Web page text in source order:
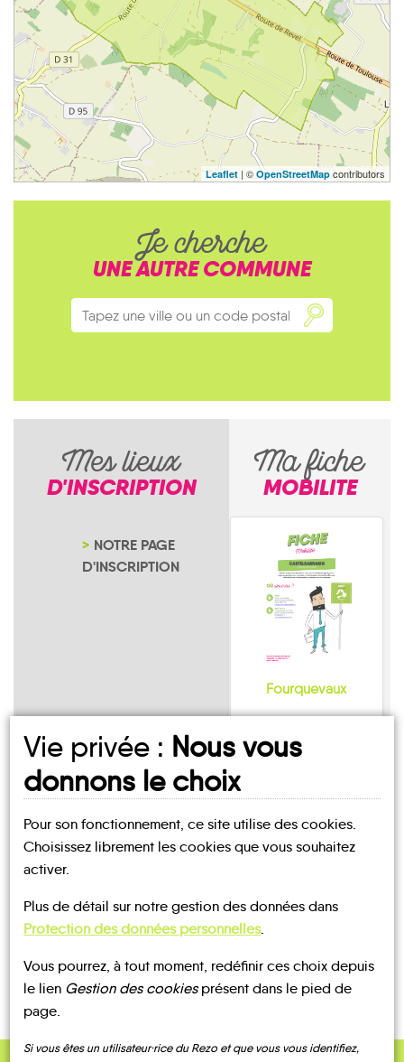
Leaflet | © OpenStreetMap contributors
Je cherche
UNE AUTRE COMMUNE
Mes lieux
D'INSCRIPTION
NOTRE PAGE
D'INSCRIPTION
Ma fiche
MOBILITE
Fourquevaux
UN AVIS, UN TÉMOIGNAGE
CONTACTEZ-NOUS !
Vie privée : Nous vous
donnons le choix
Pour son fonctionnement, ce site utilise des cookies.
Choisissez librement les cookies que vous souhaitez
activer.
Plus de détail sur notre gestion des données dans
Protection des données personnelles.
Vous pourrez, à tout moment, redéfinir ces choix depuis
le lien Gestion des cookiesprésent dans le pied de
page.
Si vous êtes un utilisateur·rice du Rezo et que vous vous identifiez,